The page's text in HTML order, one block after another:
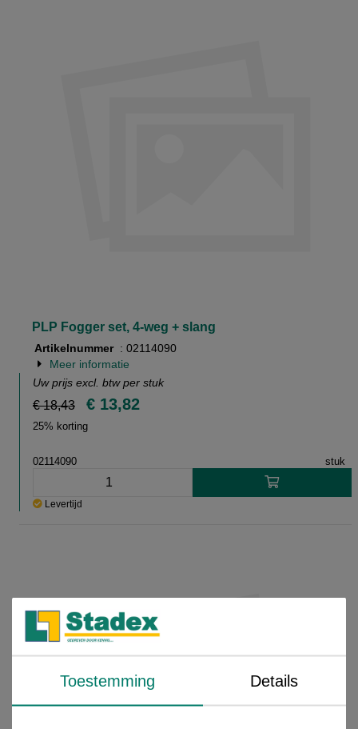
PLP Fogger set, 4-weg + slang
Artikelnummer : 02114090
Meer informatie
Uw prijs excl. btw per stuk
€ 18,43 € 13,82
25% korting
02114090 stuk
Levertijd
Toestemming Details